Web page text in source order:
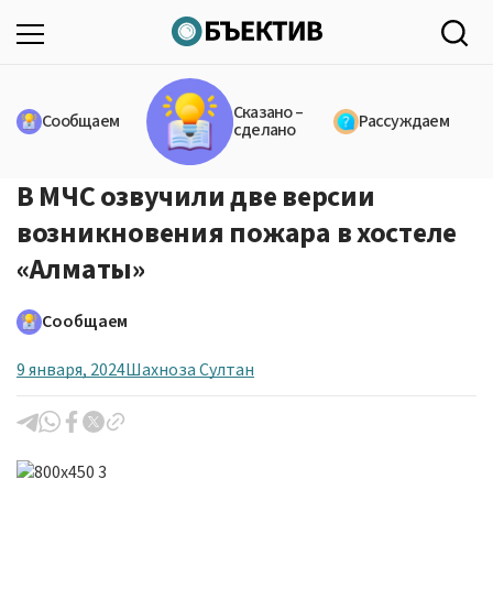
Сообщаем Сказано –
сделано Рассуждаем
В МЧС озвучили две версии
возникновения пожара в хостеле
«Алматы»
Сообщаем
9 января, 2024Шахноза Султан